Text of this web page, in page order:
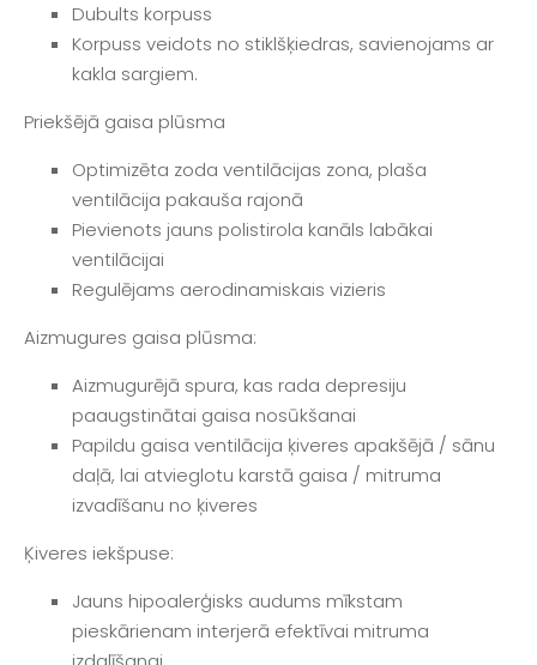
Dubults korpuss
Korpuss veidots no stiklšķiedras, savienojams ar
kakla sargiem.
Priekšējā gaisa plūsma
Optimizēta zoda ventilācijas zona, plaša
ventilācija pakauša rajonā
Pievienots jauns polistirola kanāls labākai
ventilācijai
Regulējams aerodinamiskais vizieris
Aizmugures gaisa plūsma:
Aizmugurējā spura, kas rada depresiju
paaugstinātai gaisa nosūkšanai
Papildu gaisa ventilācija ķiveres apakšējā / sānu
daļā, lai atvieglotu karstā gaisa / mitruma
izvadīšanu no ķiveres
Ķiveres iekšpuse:
Jauns hipoalerģisks audums mīkstam
pieskārienam interjerā efektīvai mitruma